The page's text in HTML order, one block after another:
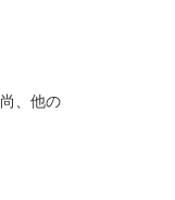
、他の